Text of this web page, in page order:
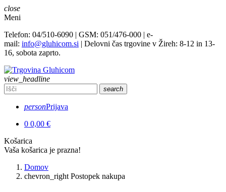
close
Meni
Telefon: 04/510-6090 | GSM: 051/476-000 | e-
mail: info@gluhicom.si | Delovni čas trgovine v Žireh: 8-12 in 13-
16, sobota zaprto.
view_headline
search
personPrijava
0 0,00 €
Košarica
Vaša košarica je prazna!
Domov
chevron_right Postopek nakupa